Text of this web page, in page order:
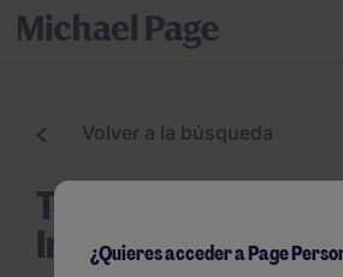
Volver a la búsqueda
Team Leader Sales -
Inmobiliaria de Alto
¿Quieres acceder a Page